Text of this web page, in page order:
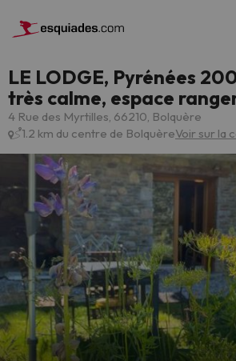
LE LODGE, Pyrénées
très calme, espace
4 Rue des Myrtilles, 66210, Bolquère
1.2 km du centre de BolquèreVoir sur la